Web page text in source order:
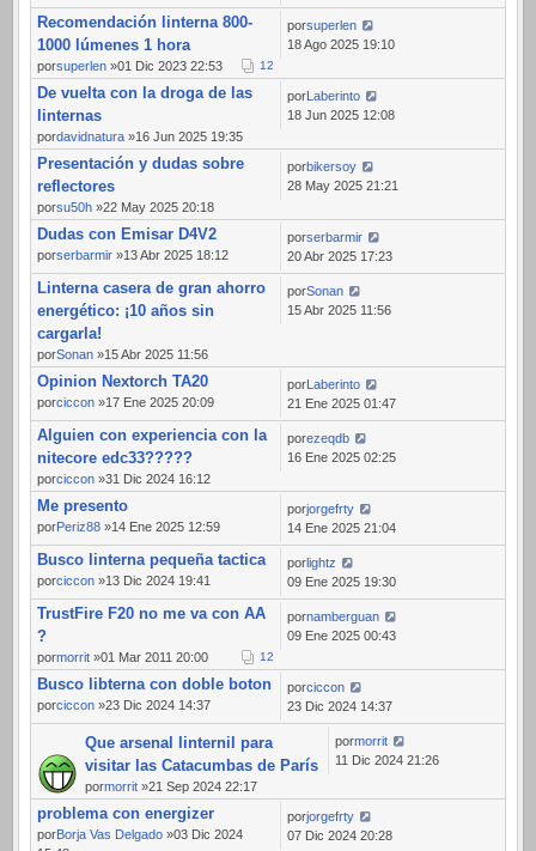
Recomendación linterna 800-
1000 lúmenes 1 hora
porsuperlen »01 Dic 2023 22:53 12
porsuperlen
18 Ago 2025 19:10
De vuelta con la droga de las
linternas
pordavidnatura »16 Jun 2025 19:35
por Laberinto
18 Jun 2025 12:08
Presentación y dudas sobre
reflectores
porsu50h »22 May 2025 20:18
porbikersoy
28 May 2025 21:21
Dudas con Emisar D4V2
porserbarmir »13 Abr 2025 18:12
porserbarmir
20 Abr 2025 17:23
Linterna casera de gran ahorro
energético: ¡10 años sin
cargarla!
porSonan »15 Abr 2025 11:56
porSonan
15 Abr 2025 11:56
Opinion Nextorch TA20
porciccon »17 Ene 2025 20:09
por Laberinto
21 Ene 2025 01:47
Alguien con experiencia con la
nitecore edc33?????
porciccon »31 Dic 2024 16:12
porezeqdb
16 Ene 2025 02:25
Me presento
porPeriz88 »14 Ene 2025 12:59
porjorgefrty
14 Ene 2025 21:04
Busco linterna pequeña tactica
porciccon »13 Dic 2024 19:41
porlightz
09 Ene 2025 19:30
TrustFire F20 no me va con AA
?
pormorrit »01 Mar 2011 20:00 12
pornamberguan
09 Ene 2025 00:43
Busco libterna con doble boton
porciccon »23 Dic 2024 14:37
porciccon
23 Dic 2024 14:37
Que arsenal linternil para
visitar las Catacumbas de París
pormorrit »21 Sep 2024 22:17
pormorrit
11 Dic 2024 21:26
problema con energizer
porBorja Vas Delgado »03 Dic 2024
porjorgefrty
07 Dic 2024 20:28